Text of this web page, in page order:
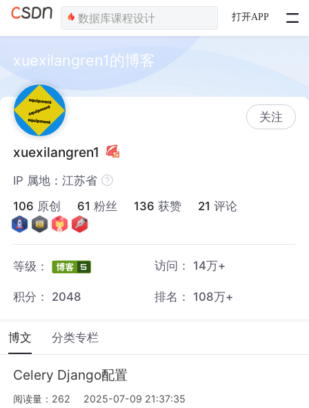
打开APP
xuexilangren1的博客
关注
xuexilangren1
IP 属地：江苏省
106 原创 61 粉丝 136 获赞 21 评论
等级： 访问： 14万+
积分： 2048 排名： 108万+
博文 分类专栏
Celery Django配置
阅读量：262 2025-07-09 21:37:35